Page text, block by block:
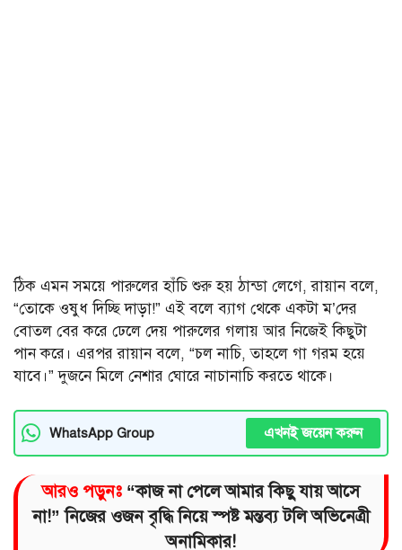
ঠিক এমন সময়ে পারুলের হাঁচি শুরু হয় ঠান্ডা লেগে, রায়ান বলে,
“তোকে ওষুধ দিচ্ছি দাড়া!” এই বলে ব্যাগ থেকে একটা ম’দের
বোতল বের করে ঢেলে দেয় পারুলের গলায় আর নিজেই কিছুটা
পান করে। এরপর রায়ান বলে, “চল নাচি, তাহলে গা গরম হয়ে
যাবে।” দুজনে মিলে নেশার ঘোরে নাচানাচি করতে থাকে।
WhatsApp Group এখনই জয়েন করুন
আরও পড়ুনঃ “কাজ না পেলে আমার কিছু যায় আসে
না!” নিজের ওজন বৃদ্ধি নিয়ে স্পষ্ট মন্তব্য টলি অভিনেত্রী
অনামিকার!